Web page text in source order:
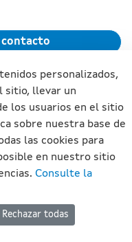
contacto
y publicada en
personalizados,
sitio, llevar un
los usuarios en el sitio
sobre nuestra base de
las cookies para
en nuestro sitio
Consulte la
Rechazar todas